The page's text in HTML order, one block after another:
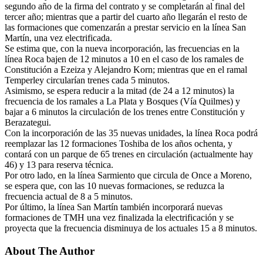
segundo año de la firma del contrato y se completarán al final del
tercer año; mientras que a partir del cuarto año llegarán el resto de
las formaciones que comenzarán a prestar servicio en la línea San
Martín, una vez electrificada.
Se estima que, con la nueva incorporación, las frecuencias en la
línea Roca bajen de 12 minutos a 10 en el caso de los ramales de
Constitución a Ezeiza y Alejandro Korn; mientras que en el ramal
Temperley circularían trenes cada 5 minutos.
Asimismo, se espera reducir a la mitad (de 24 a 12 minutos) la
frecuencia de los ramales a La Plata y Bosques (Vía Quilmes) y
bajar a 6 minutos la circulación de los trenes entre Constitución y
Berazategui.
Con la incorporación de las 35 nuevas unidades, la línea Roca podrá
reemplazar las 12 formaciones Toshiba de los años ochenta, y
contará con un parque de 65 trenes en circulación (actualmente hay
46) y 13 para reserva técnica.
Por otro lado, en la línea Sarmiento que circula de Once a Moreno,
se espera que, con las 10 nuevas formaciones, se reduzca la
frecuencia actual de 8 a 5 minutos.
Por último, la línea San Martín también incorporará nuevas
formaciones de TMH una vez finalizada la electrificación y se
proyecta que la frecuencia disminuya de los actuales 15 a 8 minutos.
About The Author